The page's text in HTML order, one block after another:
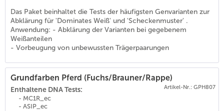
Das Paket beinhaltet die Tests der häufigsten Genvarianten zur
Abklärung für 'Dominates Weiß' und 'Scheckenmuster' .
Anwendung: - Abklärung der Varianten bei gegebenem
Weißanteilen
- Vorbeugung von unbewussten Trägerpaarungen
Grundfarben Pferd (Fuchs/Brauner/Rappe)
Artikel-Nr.: GPH807
Enthaltene DNA Tests:
- MC1R_ec
- ASIP_ec